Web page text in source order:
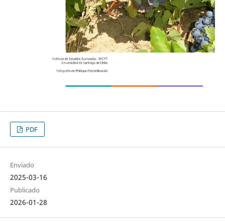
PDF
Enviado
2025-03-16
Publicado
2026-01-28